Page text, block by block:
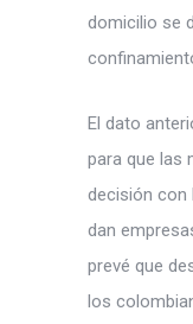
domicilio se
El dato
para que las
decisión con
dan
prevé que
los